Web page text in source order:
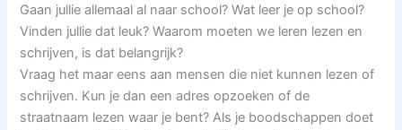
Gaan jullie allemaal al naar school? Wat leer je op school?
Vinden jullie dat leuk? Waarom moeten we leren lezen en
schrijven, is dat belangrijk?
Vraag het maar eens aan mensen die niet kunnen lezen of
schrijven. Kun je dan een adres opzoeken of de
straatnaam lezen waar je bent? Als je boodschappen doet